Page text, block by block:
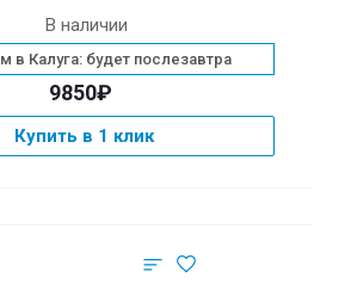
В наличии
в Калуга: будет послезавтра
9850₽
Купить в 1 клик